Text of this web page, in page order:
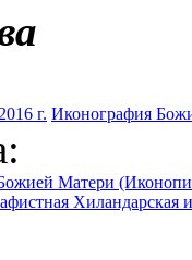
г. Иконография
Матери
Хиландарская